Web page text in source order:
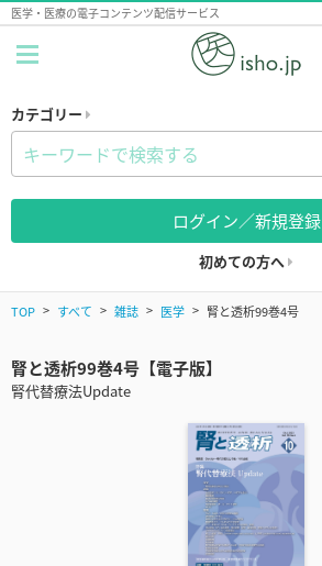
医学・医療の電子コンテンツ配信サービス
カテゴリー
ログイン／新規登録
初めての方へ
TOP すべて 雑誌 医学 腎と透析99巻4号
腎と透析99巻4号【電子版】
腎代替療法Update